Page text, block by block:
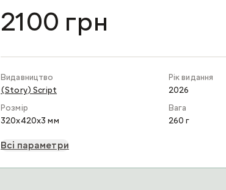
2100 грн
Видавництво
(Story) Script
Рік видання
2026
Розмір
320x420x3 мм
Вага
260 г
Всі параметри